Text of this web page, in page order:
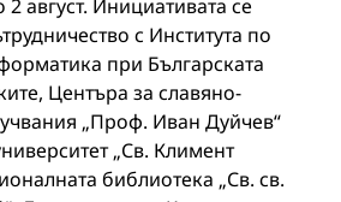
август. Инициативата се
с Института по
при Българската
Центъра за славяно-
„Проф. Иван Дуйчев“
„Св. Климент
библиотека „Св. св.